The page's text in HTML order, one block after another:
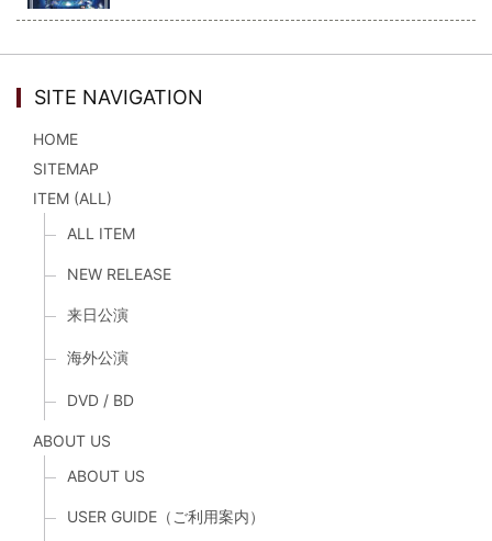
SITE NAVIGATION
HOME
SITEMAP
ITEM (ALL)
ALL ITEM
NEW RELEASE
来日公演
海外公演
DVD / BD
ABOUT US
ABOUT US
USER GUIDE（ご利用案内）